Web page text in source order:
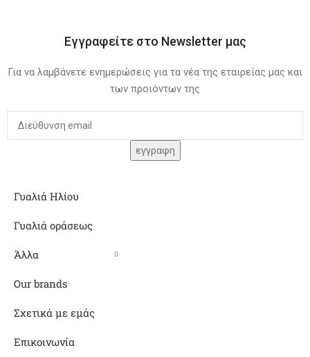
Εγγραφείτε στο Newsletter μας
Για να λαμβάνετε ενημερώσεις για τα νέα της εταιρείας μας και
των προιόντων της
Γυαλιά Ηλίου
Γυαλιά οράσεως
Άλλα
Our brands
Σχετικά με εμάς
Επικοινωνία